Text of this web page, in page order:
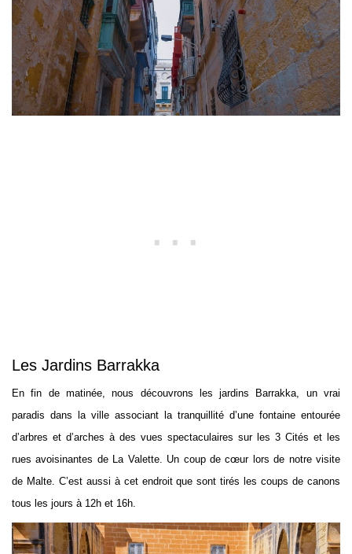
Les Jardins Barrakka
En fin de matinée, nous découvrons les jardins Barrakka, un vrai
paradis dans la ville associant la tranquillité d’une fontaine entourée
d’arbres et d’arches à des vues spectaculaires sur les 3 Cités et les
rues avoisinantes de La Valette. Un coup de cœur lors de notre visite
de Malte. C’est aussi à cet endroit que sont tirés les coups de canons
tous les jours à 12h et 16h.